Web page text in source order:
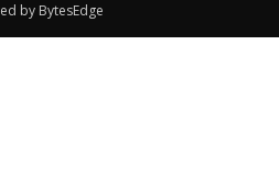
by BytesEdge